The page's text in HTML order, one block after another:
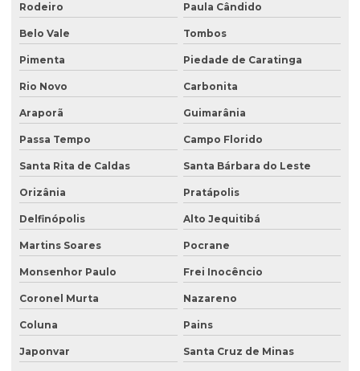
Rodeiro Paula Cândido
Belo Vale Tombos
Pimenta Piedade de Caratinga
Rio Novo Carbonita
Araporã Guimarânia
Passa Tempo Campo Florido
Santa Rita de Caldas Santa Bárbara do Leste
Orizânia Pratápolis
Delfinópolis Alto Jequitibá
Martins Soares Pocrane
Monsenhor Paulo Frei Inocêncio
Coronel Murta Nazareno
Coluna Pains
Japonvar Santa Cruz de Minas